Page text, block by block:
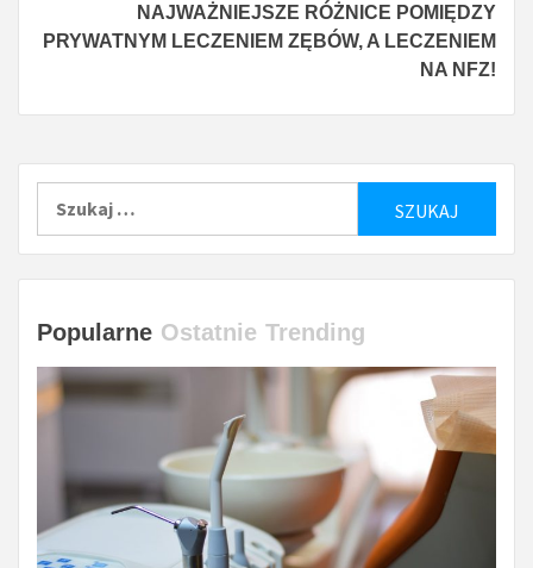
NAJWAŻNIEJSZE RÓŻNICE POMIĘDZY
PRYWATNYM LECZENIEM ZĘBÓW, A LECZENIEM
NA NFZ!
Popularne Ostatnie Trending